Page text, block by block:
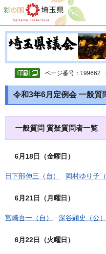
彩の国 埼玉県
ページ番号：199662
令和3年6月定例会 一般質
一般質問 質疑質問者一覧
6月18日（金曜日）
日下部伸三（自） 岡村ゆり子（
6月21日（月曜日）
宮崎吾一（自） 深谷顕史（公）
6月22日（火曜日）